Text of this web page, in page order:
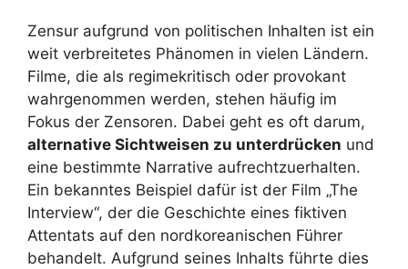
Zensur aufgrund von politischen Inhalten ist ein
weit verbreitetes Phänomen in vielen Ländern.
Filme, die als regimekritisch oder provokant
wahrgenommen werden, stehen häufig im
Fokus der Zensoren. Dabei geht es oft darum,
alternative Sichtweisen zu unterdrücken und
eine bestimmte Narrative aufrechtzuerhalten.
Ein bekanntes Beispiel dafür ist der Film „The
Interview“, der die Geschichte eines fiktiven
Attentats auf den nordkoreanischen Führer
behandelt. Aufgrund seines Inhalts führte dies